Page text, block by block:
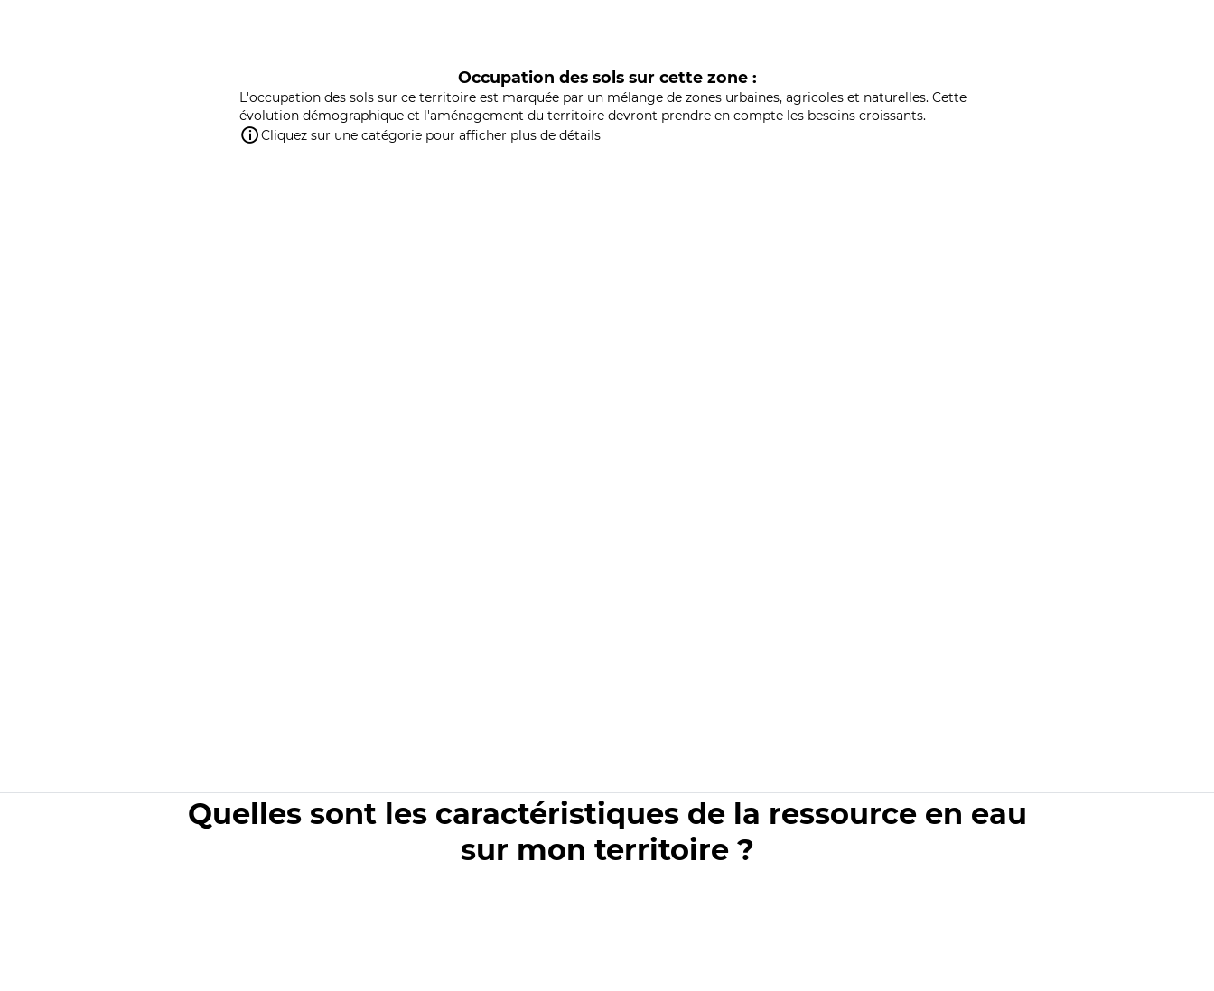
Occupation des sols sur cette zone :
L'occupation des sols sur ce territoire est marquée par un mélange de zones urbaines, agricoles et naturelles. Cette
évolution démographique et l'aménagement du territoire devront prendre en compte les besoins croissants.
Cliquez sur une catégorie pour afficher plus de détails
Quelles sont les caractéristiques de la ressource en eau
sur mon territoire ?